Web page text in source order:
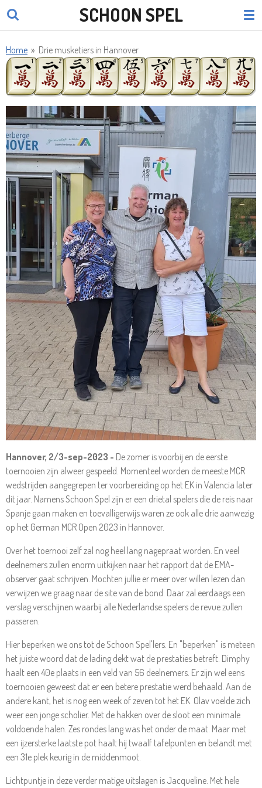
Ga
de
hoofdinhoud
SCHOON SPEL
Home » Drie musketiers in Hannover
Hannover, 2/3-sep-2023 - De zomer is voorbij en de eerste
toernooien zijn alweer gespeeld. Momenteel worden de meeste MCR
wedstrijden aangegrepen ter voorbereiding op het EK in Valencia later
dit jaar. Namens Schoon Spel zijn er een drietal spelers die de reis naar
Spanje gaan maken en toevalligerwijs waren ze ook alle drie aanwezig
op het German MCR Open 2023 in Hannover.
Over het toernooi zelf zal nog heel lang nagepraat worden. En veel
deelnemers zullen enorm uitkijken naar het rapport dat de EMA-
observer gaat schrijven. Mochten jullie er meer over willen lezen dan
verwijzen we graag naar de site van de bond. Daar zal eerdaags een
verslag verschijnen waarbij alle Nederlandse spelers de revue zullen
passeren.
Hier beperken we ons tot de Schoon Spel'lers. En "beperken" is meteen
het juiste woord dat de lading dekt wat de prestaties betreft. Dimphy
haalt een 40e plaats in een veld van 56 deelnemers. Er zijn wel eens
toernooien geweest dat er een betere prestatie werd behaald. Aan de
andere kant, het is nog een week of zeven tot het EK. Olav voelde zich
weer een jonge scholier. Met de hakken over de sloot een minimale
voldoende halen. Zes rondes lang was het onder de maat. Maar met
een ijzersterke laatste pot haalt hij twaalf tafelpunten en belandt met
een 31e plek keurig in de middenmoot.
Lichtpuntje in deze verder matige uitslagen is Jacqueline. Met hele